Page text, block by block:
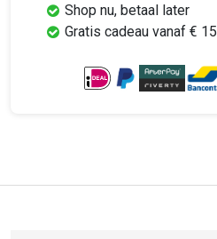
Shop nu, betaal later
Gratis cadeau vanaf € 15